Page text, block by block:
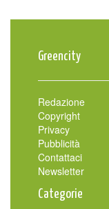
Greencity
Redazione
Copyright
Privacy
Pubblicità
Contattaci
Newsletter
Categorie